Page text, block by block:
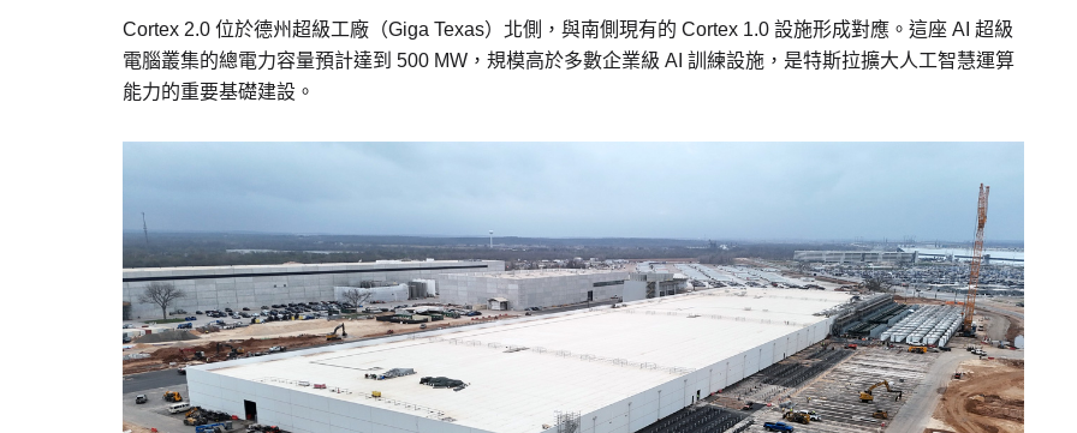
Cortex 2.0 位於德州超級工廠（Giga Texas）北側，與南側現有的 Cortex 1.0 設施形成對應。這座 AI 超級
電腦叢集的總電力容量預計達到 500 MW，規模高於多數企業級 AI 訓練設施，是特斯拉擴大人工智慧運算
能力的重要基礎建設。